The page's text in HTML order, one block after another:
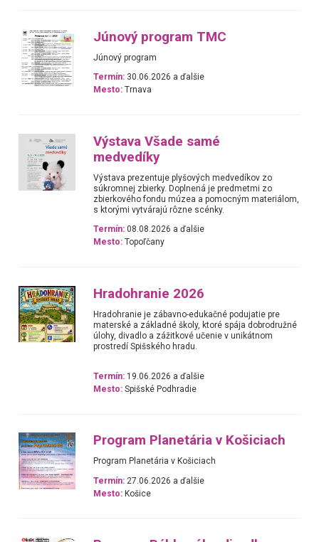
Júnový program TMC
Júnový program
Termín: 30.06.2026 a ďalšie
Mesto: Trnava
Výstava Všade samé
medvedíky
Výstava prezentuje plyšových medvedíkov zo
súkromnej zbierky. Doplnená je predmetmi zo
zbierkového fondu múzea a pomocným materiálom,
s ktorými vytvárajú rôzne scénky.
Termín: 08.08.2026 a ďalšie
Mesto: Topoľčany
Hradohranie 2026
Hradohranie je zábavno-edukačné podujatie pre
materské a základné školy, ktoré spája dobrodružné
úlohy, divadlo a zážitkové učenie v unikátnom
prostredí Spišského hradu.
Termín: 19.06.2026 a ďalšie
Mesto: Spišské Podhradie
Program Planetária v Košiciach
Program Planetária v Košiciach
Termín: 27.06.2026 a ďalšie
Mesto: Košice